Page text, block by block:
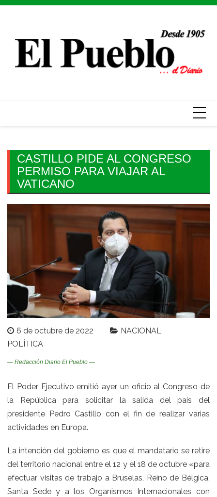
Skip
CASTILLO PIDE AL CONGRESO
PERMISO PARA VIAJAR AL
VATICANO
6 de octubre de 2022
NACIONAL
POLÍTICA
— Redacción Diario El Pueblo —
El Poder Ejecutivo emitió ayer un oficio al Congreso de
la República para solicitar la salida del país del
presidente Pedro Castillo con el fin de realizar varias
actividades en Europa.
La intención del gobierno es que el mandatario se retire
del territorio nacional entre el 12 y el 18 de octubre «para
efectuar visitas de trabajo a Bruselas, Reino de Bélgica,
Santa Sede y a los Organismos Internacionales con